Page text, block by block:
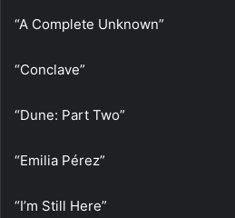
“A Complete Unknown”
“Conclave”
“Dune: Part Two”
“Emilia Pérez”
“I’m Still Here”